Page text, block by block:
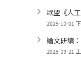
歐盟《人
2025-10-01
論文研讀
2025-09-21